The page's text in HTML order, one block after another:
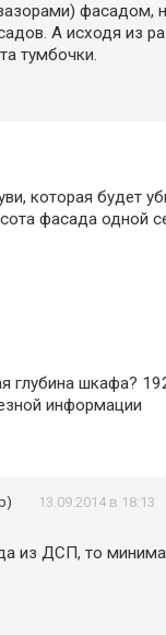
фасадом,
А исходя из
тумбочки.
которая будет
фасада одной
глубина шкафа?
информации
13.09.2014 в 18:13
из ДСП, то